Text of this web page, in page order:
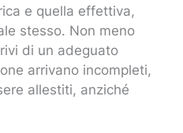
e quella effettiva,
stesso. Non meno
di un adeguato
arrivano incompleti,
allestiti, anziché